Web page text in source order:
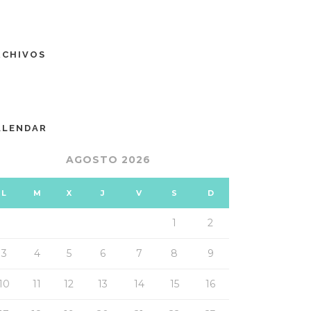
AGOSTO 2026
L M X J V S D
1 2
3 4 5 6 7 8 9
11 12 13 14 15 16